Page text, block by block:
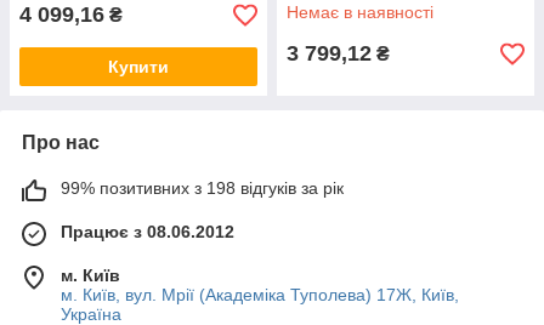
4 099,16 ₴
Купити
Немає в наявності
3 799,12 ₴
Про нас
99% позитивних з 198 відгуків за рік
Працює з 08.06.2012
м. Київ
м. Київ, вул. Мрії (Академіка Туполева) 17Ж, Київ,
Україна